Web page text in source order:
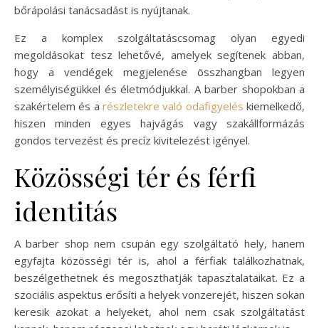
bőrápolási tanácsadást is nyújtanak.
Ez a komplex szolgáltatáscsomag olyan egyedi
megoldásokat tesz lehetővé, amelyek segítenek abban,
hogy a vendégek megjelenése összhangban legyen
személyiségükkel és életmódjukkal. A barber shopokban a
szakértelem és a részletekre való odafigyelés kiemelkedő,
hiszen minden egyes hajvágás vagy szakállformázás
gondos tervezést és precíz kivitelezést igényel.
Közösségi tér és férfi
identitás
A barber shop nem csupán egy szolgáltató hely, hanem
egyfajta közösségi tér is, ahol a férfiak találkozhatnak,
beszélgethetnek és megoszthatják tapasztalataikat. Ez a
szociális aspektus erősíti a helyek vonzerejét, hiszen sokan
keresik azokat a helyeket, ahol nem csak szolgáltatást